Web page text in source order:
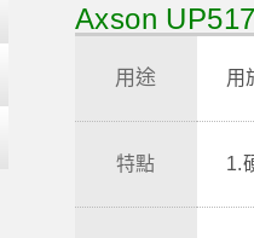
Axson
用途 用
特點 1.